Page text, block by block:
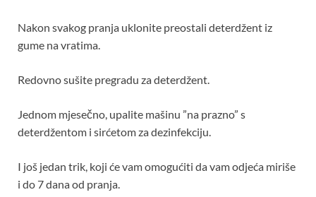
Nakon svakog pranja uklonite preostali deterdžent iz
gume na vratima.
Redovno sušite pregradu za deterdžent.
Jednom mjesečno, upalite mašinu ”na prazno” s
deterdžentom i sirćetom za dezinfekciju.
I još jedan trik, koji će vam omogućiti da vam odjeća miriše
i do 7 dana od pranja.